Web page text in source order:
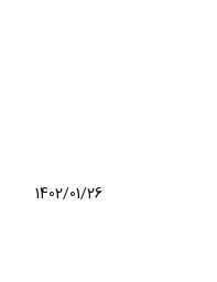
1402/01/26